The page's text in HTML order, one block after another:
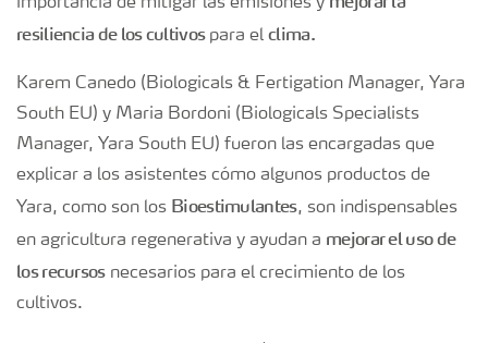
importancia de mitigar las emisiones y
resiliencia de los cultivospara elclima.
Karem Canedo (Biologicals & Fertigation Manager, Yara
South EU) y Maria Bordoni (Biologicals Specialists
Manager, Yara South EU) fueron las encargadas que
explicar a los asistentes cómo algunos productos de
Yara, como son los Bioestimulantes, son indispensables
en agricultura regenerativa y ayudan a mejorar el uso de
los recursosnecesarios para el crecimiento de los
cultivos.